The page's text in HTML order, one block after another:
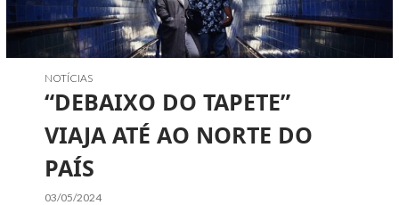
NOTÍCIAS
“DEBAIXO DO TAPETE”
VIAJA ATÉ AO NORTE DO
PAÍS
03/05/2024